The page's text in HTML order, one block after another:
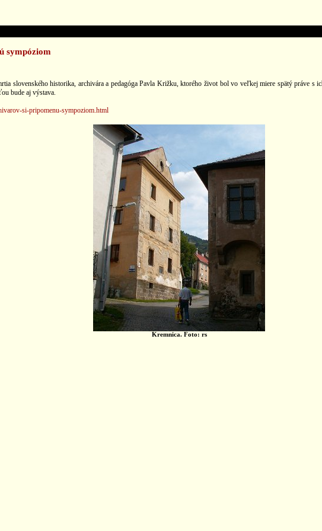
sympóziom
slovenského historika, archivára a pedagóga Pavla Križku, ktorého život bol vo veľkej miere spätý práve
bude aj výstava.
si-pripomenu-sympoziom.html
Kremnica. Foto: rs